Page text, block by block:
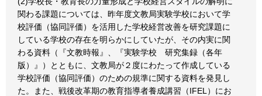
関わる課題については、昨年度文教局実験学校において学
校評価（協同評価）を活用した学校経営改善を研究課題に
している学校の存在を明らかにしていたが、その内実に関
わる資料（『文教時報』、『実験学校 研究集録（各年
版）』）とともに、文教局が２度にわたって作成している
学校評価（協同評価）のための規準に関する資料を発見し
た。また、戦後改革期の教育指導者養成講習（IFEL）にお